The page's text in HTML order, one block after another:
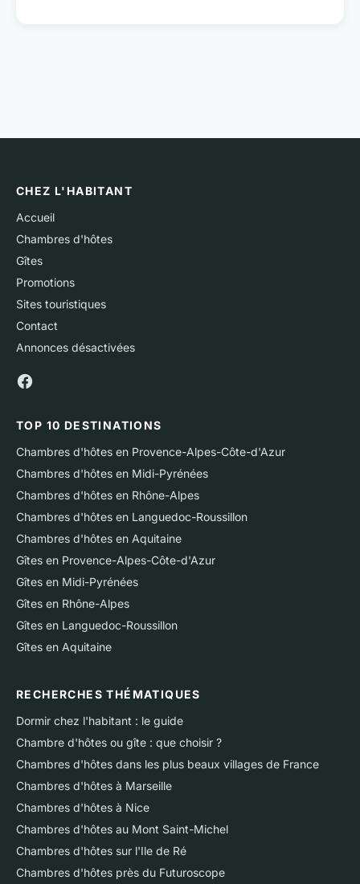
CHEZ L'HABITANT
Accueil
Chambres d'hôtes
Gîtes
Promotions
Sites touristiques
Contact
Annonces désactivées
TOP 10 DESTINATIONS
Chambres d'hôtes en Provence-Alpes-Côte-d'Azur
Chambres d'hôtes en Midi-Pyrénées
Chambres d'hôtes en Rhône-Alpes
Chambres d'hôtes en Languedoc-Roussillon
Chambres d'hôtes en Aquitaine
Gîtes en Provence-Alpes-Côte-d'Azur
Gîtes en Midi-Pyrénées
Gîtes en Rhône-Alpes
Gîtes en Languedoc-Roussillon
Gîtes en Aquitaine
RECHERCHES THÉMATIQUES
Dormir chez l'habitant : le guide
Chambre d'hôtes ou gîte : que choisir ?
Chambres d'hôtes dans les plus beaux villages de France
Chambres d'hôtes à Marseille
Chambres d'hôtes à Nice
Chambres d'hôtes au Mont Saint-Michel
Chambres d'hôtes sur l'Ile de Ré
Chambres d'hôtes près du Futuroscope